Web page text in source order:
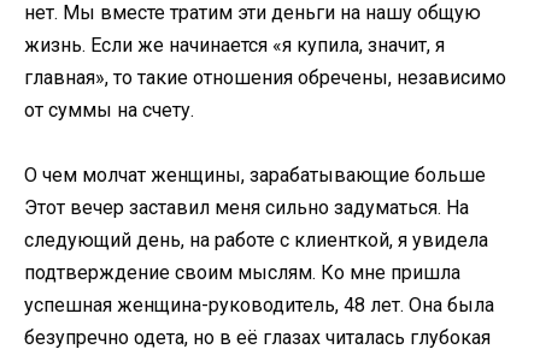
нет. Мы вместе тратим эти деньги на нашу общую
жизнь. Если же начинается «я купила, значит, я
главная», то такие отношения обречены, независимо
от суммы на счету.
О чем молчат женщины, зарабатывающие больше
Этот вечер заставил меня сильно задуматься. На
следующий день, на работе с клиенткой, я увидела
подтверждение своим мыслям. Ко мне пришла
успешная женщина-руководитель, 48 лет. Она была
безупречно одета, но в её глазах читалась глубокая